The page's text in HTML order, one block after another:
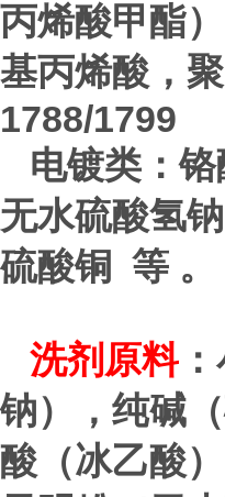
丙烯酸甲酯
基丙烯酸，
1788/1799
电镀类：铬
无水硫酸氢
硫酸铜 等 。
洗剂原料
钠），纯碱
酸（冰乙酸